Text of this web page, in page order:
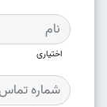
اختیاری